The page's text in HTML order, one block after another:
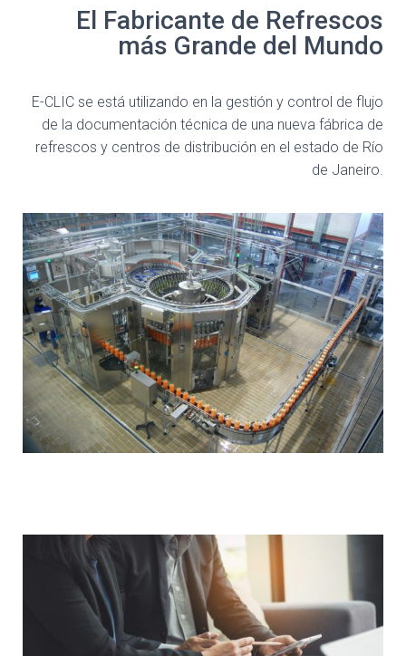
El Fabricante de Refrescos
más Grande del Mundo
E-CLIC se está utilizando en la gestión y control de flujo
de la documentación técnica de una nueva fábrica de
refrescos y centros de distribución en el estado de Río
de Janeiro.